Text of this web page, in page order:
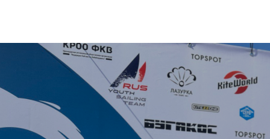
Курс-рейс Твинтип
Выполнение трюков,
акробатических
элементов на воде
Катание наперегонки
по яхтенным правилам